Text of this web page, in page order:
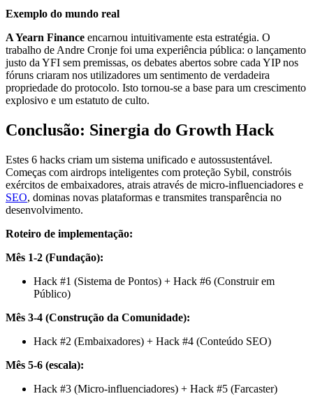
Exemplo do mundo real
A Yearn Finance encarnou intuitivamente esta estratégia. O
trabalho de Andre Cronje foi uma experiência pública: o lançamento
justo da YFI sem premissas, os debates abertos sobre cada YIP nos
fóruns criaram nos utilizadores um sentimento de verdadeira
propriedade do protocolo. Isto tornou-se a base para um crescimento
explosivo e um estatuto de culto.
Conclusão: Sinergia do Growth Hack
Estes 6 hacks criam um sistema unificado e autossustentável.
Começas com airdrops inteligentes com proteção Sybil, constróis
exércitos de embaixadores, atrais através de micro-influenciadores e
SEO, dominas novas plataformas e transmites transparência no
desenvolvimento.
Roteiro de implementação:
Mês 1-2 (Fundação):
Hack #1 (Sistema de Pontos) + Hack #6 (Construir em
Público)
Mês 3-4 (Construção da Comunidade):
Hack #2 (Embaixadores) + Hack #4 (Conteúdo SEO)
Mês 5-6 (escala):
Hack #3 (Micro-influenciadores) + Hack #5 (Farcaster)